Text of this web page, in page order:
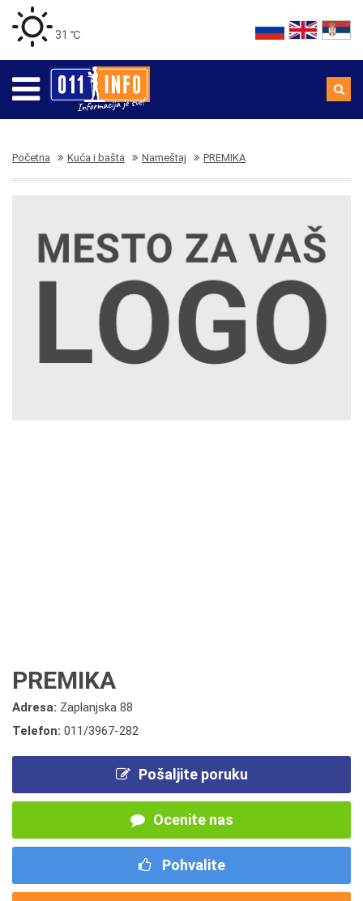
31 ℃
Početna Kuća i bašta Nameštaj PREMIKA
PREMIKA
Adresa: Zaplanjska 88
Telefon: 011/3967-282
Pošaljite poruku
Ocenite nas
Pohvalite